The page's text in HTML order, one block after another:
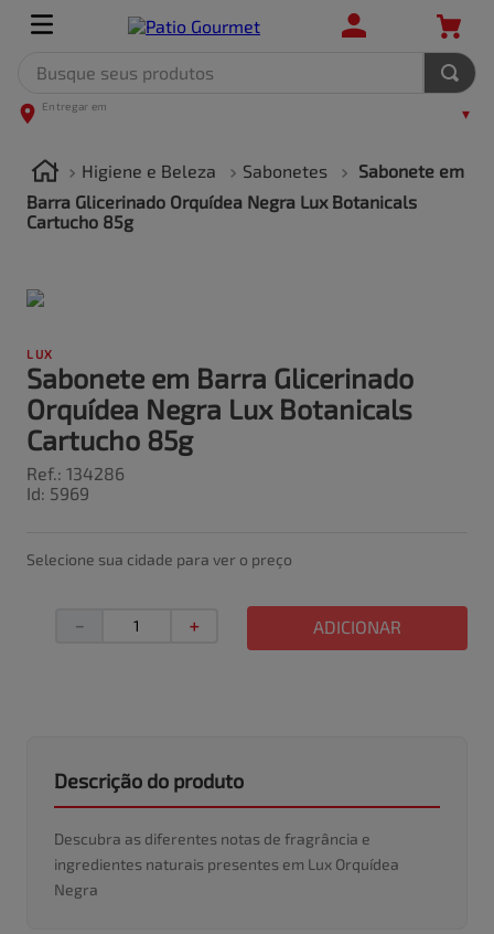
Higiene e Beleza Sabonetes
Sabonete em
Barra Glicerinado Orquídea Negra Lux Botanicals
Cartucho 85g
LUX
Sabonete em Barra Glicerinado
Orquídea Negra Lux Botanicals
Cartucho 85g
Ref. : 134286
Id: 5969
Selecione sua cidade para ver o preço
＋
－ ADICIONAR
Descrição do produto
Descubra as diferentes notas de fragrância e
ingredientes naturais presentes em Lux Orquídea
Negra
TERMOS MAIS BUSCADOS
2º
3º
café